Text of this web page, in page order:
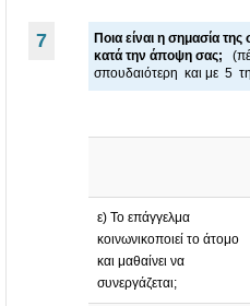
7
Ποια είναι η σημασία
κατά την άποψη σας;
σπουδαιότερη και με 5 τη
ε) Το επάγγελμα
κοινωνικοποιεί το άτομο
και μαθαίνει να
συνεργάζεται;